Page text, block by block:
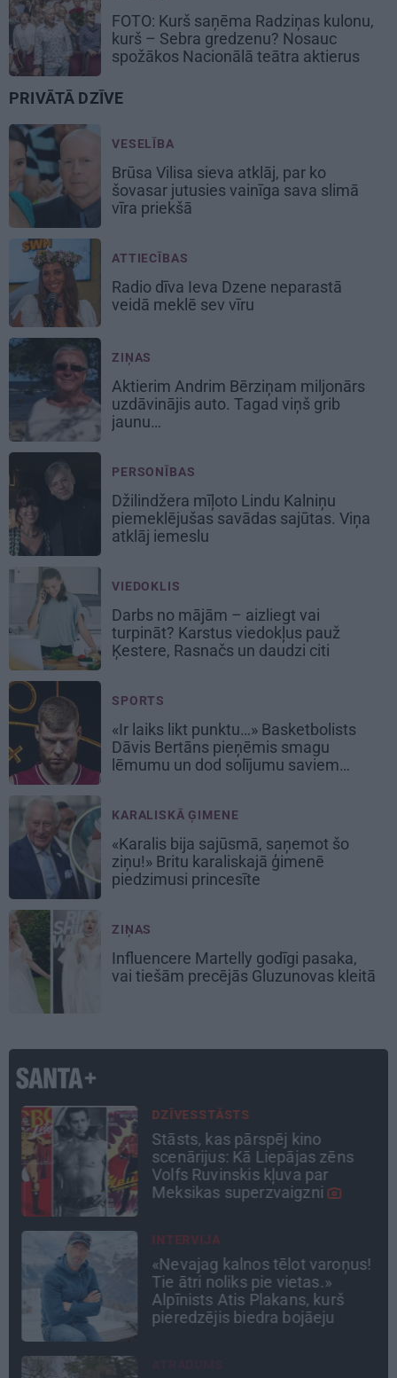
FOTO: Kurš saņēma Radziņas kulonu,
kurš – Sebra gredzenu? Nosauc
spožākos Nacionālā teātra aktierus
PRIVĀTĀ DZĪVE
VESELĪBA
Brūsa Vilisa sieva atklāj, par ko
šovasar jutusies vainīga sava slimā
vīra priekšā
ATTIECĪBAS
Radio dīva Ieva Dzene neparastā
veidā meklē sev vīru
ZIŅAS
Aktierim Andrim Bērziņam miljonārs
uzdāvinājis auto. Tagad viņš grib
jaunu…
PERSONĪBAS
Džilindžera mīļoto Lindu Kalniņu
piemeklējušas savādas sajūtas. Viņa
atklāj iemeslu
VIEDOKLIS
Darbs no mājām – aizliegt vai
turpināt? Karstus viedokļus pauž
Ķestere, Rasnačs un daudzi citi
SPORTS
«Ir laiks likt punktu…» Basketbolists
Dāvis Bertāns pieņēmis smagu
lēmumu un dod solījumu saviem
KARALISKĀ ĢIMENE
«Karalis bija sajūsmā, saņemot šo
ziņu!» Britu karaliskajā ģimenē
piedzimusi princesīte
ZIŅAS
Influencere Martelly godīgi pasaka,
vai tiešām precējās Gluzunovas kleitā
DZĪVESSTĀSTS
Stāsts, kas pārspēj kino
scenārijus: Kā Liepājas zēns
Volfs Ruvinskis kļuva par
Meksikas superzvaigzni
INTERVIJA
«Nevajag kalnos tēlot varoņus!
Tie ātri noliks pie vietas.»
Alpīnists Atis Plakans, kurš
pieredzējis biedra bojāeju